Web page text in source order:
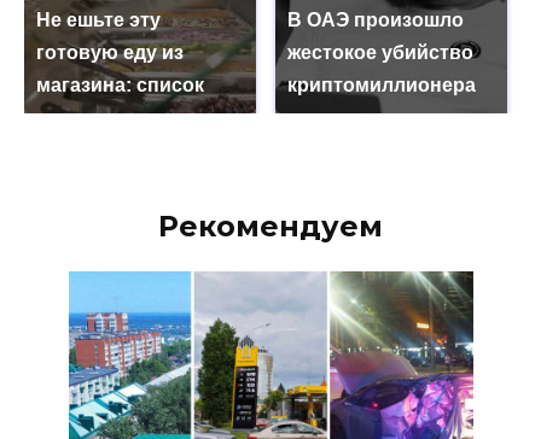
Не ешьте эту
готовую еду из
магазина: список
В ОАЭ произошло
жестокое убийство
криптомиллионера
Рекомендуем